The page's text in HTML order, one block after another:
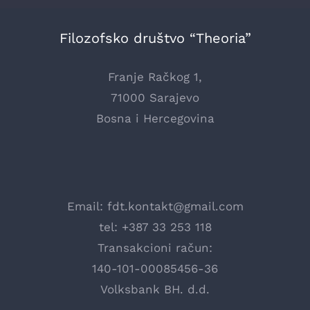
Filozofsko društvo “Theoria”
Franje Račkog 1,
71000 Sarajevo
Bosna i Hercegovina
Email: fdt.kontakt@gmail.com
tel: +387 33 253 118
Transakcioni račun:
140-101-00085456-36
Volksbank BH. d.d.